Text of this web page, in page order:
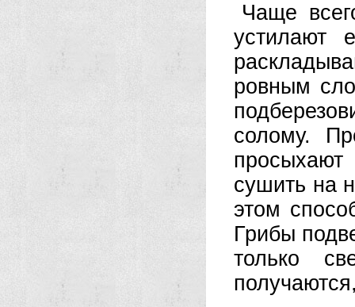
Чаще
устилают
ровным
солому.
сушить на
этом
Грибы
только